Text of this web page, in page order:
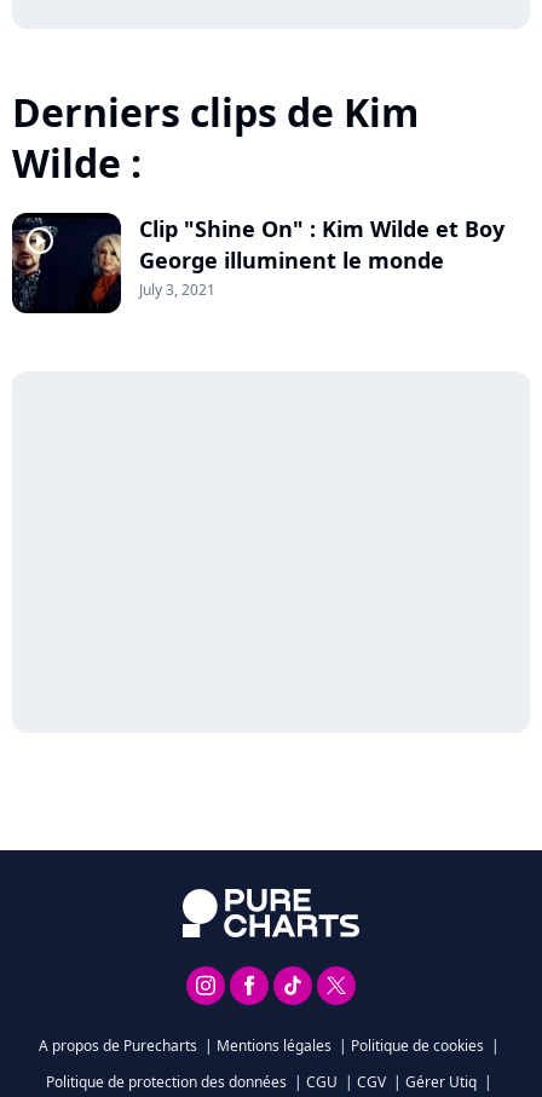
Derniers clips de Kim
Wilde :
player2
Clip "Shine On" : Kim Wilde et Boy
George illuminent le monde
July 3, 2021
A propos de Purecharts | Mentions légales | Politique de cookies |
Politique de protection des données | CGU | CGV | Gérer Utiq |